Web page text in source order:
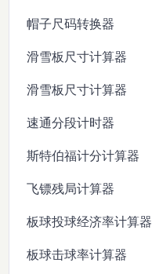
帽子尺码转换器
滑雪板尺寸计算器
滑雪板尺寸计算器
速通分段计时器
斯特伯福计分计算器
飞镖残局计算器
板球投球经济率计算器
板球击球率计算器